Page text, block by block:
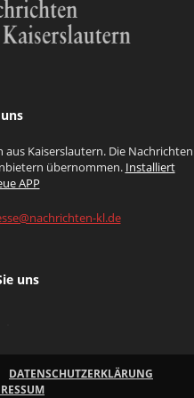
Kaiserslautern. Die Nachrichten
übernommen. Installiert
APP
kl.de
uns
DATENSCHUTZERKLÄRUNG